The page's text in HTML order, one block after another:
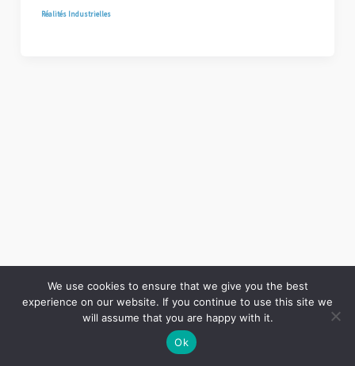
Réalités Industrielles
Copyright © 2026 LES ANNALES DES MINES | Powered by Thème WordPress Astra
We use cookies to ensure that we give you the best
experience on our website. If you continue to use this site we
will assume that you are happy with it.
Ok